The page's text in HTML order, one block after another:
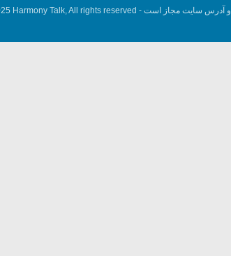
و آدرس سایت مجاز است - Harmony Talk, All rights reserved.